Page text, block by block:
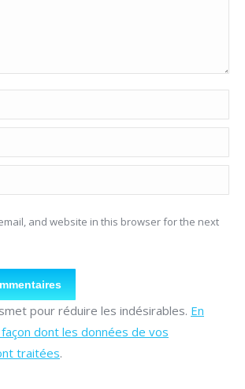
and website in this browser for the next
pour réduire les indésirables. En
dont les données de vos
traitées.